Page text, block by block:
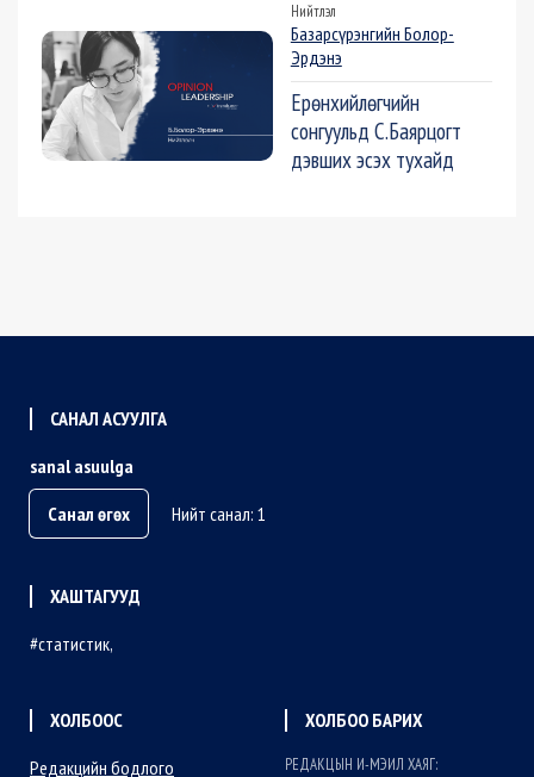
Нийтлэл
Базарсүрэнгийн Болор-
Эрдэнэ
Ерөнхийлөгчийн
сонгуульд С.Баярцогт
дэвших эсэх тухайд
САНАЛ АСУУЛГА
sanal asuulga
Санал өгөх
Нийт санал: 1
ХАШТАГУУД
статистик
ХОЛБООС
Редакцийн бодлого
ХОЛБОО БАРИХ
РЕДАКЦЫН И-МЭИЛ ХАЯГ: